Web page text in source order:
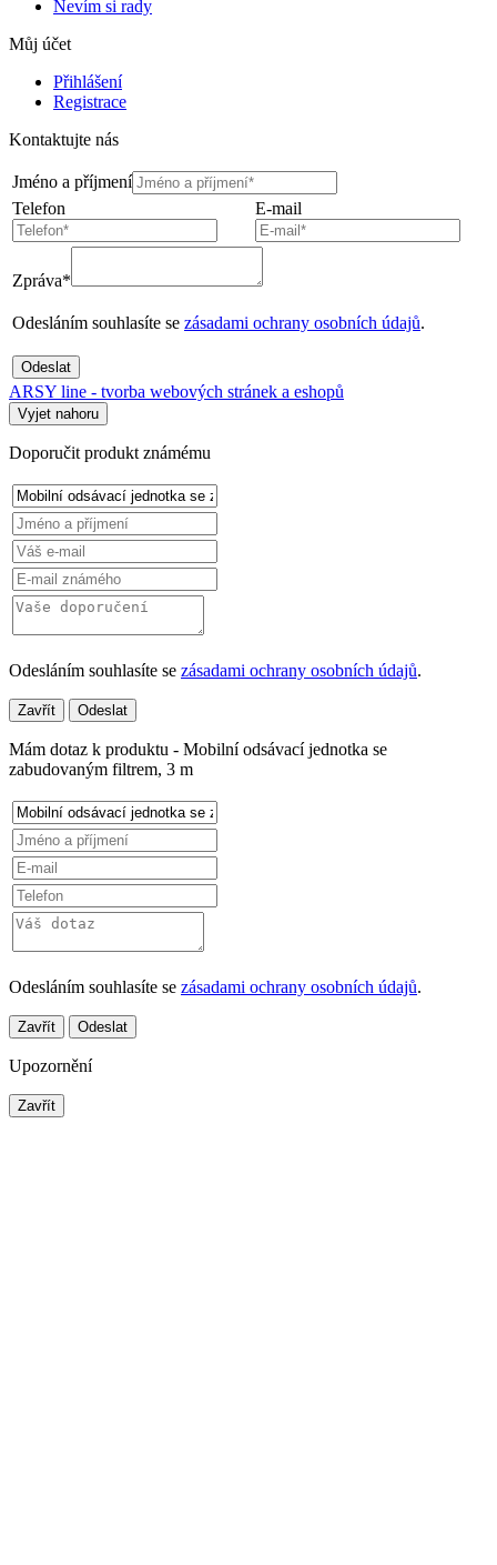
Nevím si rady
Můj účet
Přihlášení
Registrace
Kontaktujte nás
Jméno a příjmení
Telefon
E-mail
Zpráva*
Odesláním souhlasíte se zásadami ochrany osobních údajů.
Odeslat
ARSY line - tvorba webových stránek a eshopů
Vyjet nahoru
Doporučit produkt známému
Odesláním souhlasíte se zásadami ochrany osobních údajů.
Zavřít Odeslat
Mám dotaz k produktu - Mobilní odsávací jednotka se
zabudovaným filtrem, 3 m
Odesláním souhlasíte se zásadami ochrany osobních údajů.
Zavřít Odeslat
Upozornění
Zavřít